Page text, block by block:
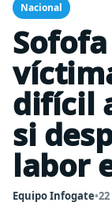
Nacional
difícil
si
labor
Equipo Infogate•